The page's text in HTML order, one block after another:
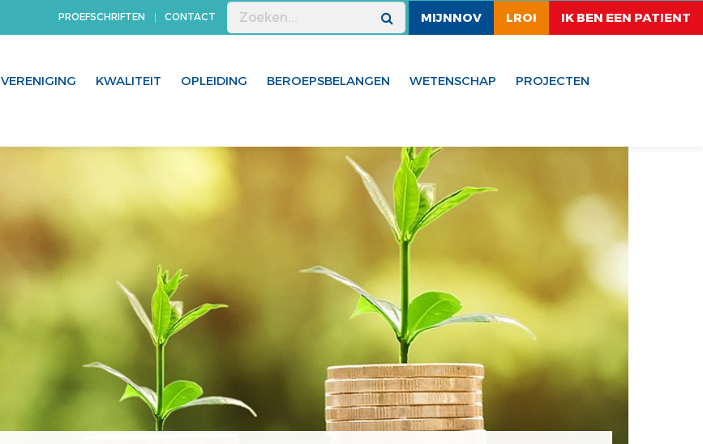
PROEFSCHRIFTEN CONTACT MIJNNOV LROI IK BEN EEN PATIENT
VERENIGING KWALITEIT OPLEIDING BEROEPSBELANGEN WETENSCHAP PROJECTEN